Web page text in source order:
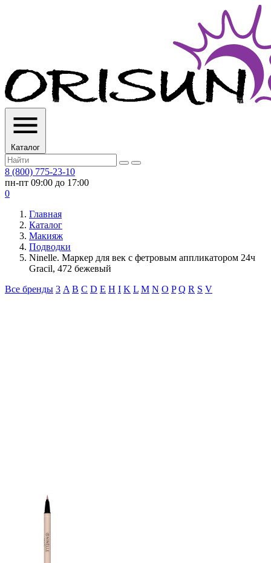
Каталог
8 (800) 775-23-10
пн-пт 09:00 до 17:00
0
Главная
Каталог
Макияж
Подводки
Ninelle. Маркер для век с фетровым аппликатором 24ч
Gracil, 472 бежевый
Все бренды 3 A B C D E H I K L M N O P Q R S V